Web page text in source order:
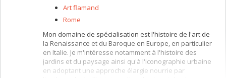
Art flamand
Rome
Mon domaine de spécialisation est l'histoire de l'art de
la Renaissance et du Baroque en Europe, en particulier
en Italie. Je m'intéresse notamment à l'histoire des
jardins et du paysage ainsi qu'à l'iconographie urbaine
en adoptant une approche élargie nourrie par